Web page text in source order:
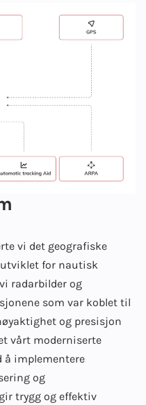
vi det geografiske
for nautisk
radarbilder og
som var koblet til
og presisjon
vårt moderniserte
å implementere
og
trygg og effektiv